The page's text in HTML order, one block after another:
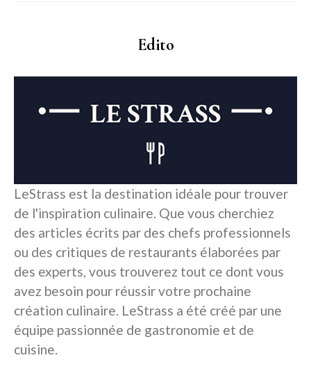
Edito
LeStrass est la destination idéale pour trouver
de l'inspiration culinaire. Que vous cherchiez
des articles écrits par des chefs professionnels
ou des critiques de restaurants élaborées par
des experts, vous trouverez tout ce dont vous
avez besoin pour réussir votre prochaine
création culinaire. LeStrass a été créé par une
équipe passionnée de gastronomie et de
cuisine.